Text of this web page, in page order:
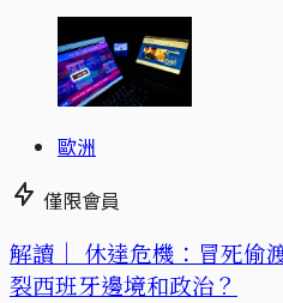
歐洲
僅限會員
解讀｜ 休達危機：冒死偷
裂西班牙邊境和政治？